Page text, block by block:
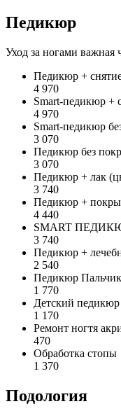
Педикюр
Уход за ногами
Педикюр +
4 970
Smart-педикюр +
4 970
Smart-педикюр
3 070
Педикюр без
3 070
Педикюр + лак
3 740
Педикюр +
4 440
SMART
3 740
Педикюр +
2 540
Педикюр
1 770
Детский педикюр
1 170
Ремонт ногтя
470
Обработка стопы
1 370
Подология